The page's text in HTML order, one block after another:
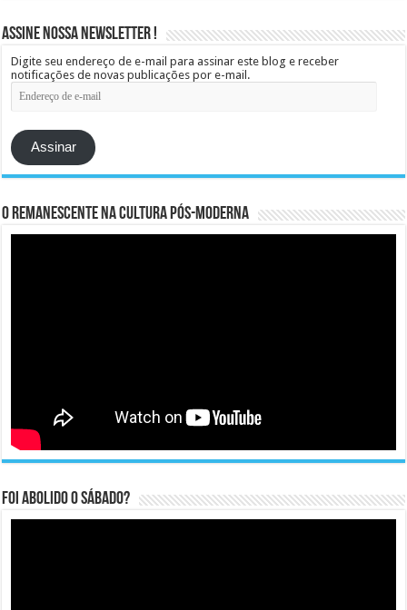
Assine Nossa Newsletter !
Digite seu endereço de e-mail para assinar este blog e receber
notificações de novas publicações por e-mail.
Endereço
de
e-
mail
Assinar
O remanescente na cultura pós-moderna
Foi abolido o sábado?